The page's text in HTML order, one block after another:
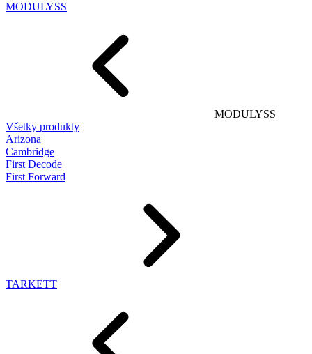
MODULYSS
MODULYSS
Všetky produkty
Arizona
Cambridge
First Decode
First Forward
TARKETT